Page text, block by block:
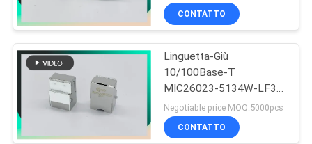
derivazione del LED
8P8C con le clip
CONTATTO
Linguetta-Giù
10/100Base-T
MIC26023-5134W-LF3
PHCONN del connettore
1x1 di SMT RJ45
Negotiable price MOQ:5000pcs
CONTATTO